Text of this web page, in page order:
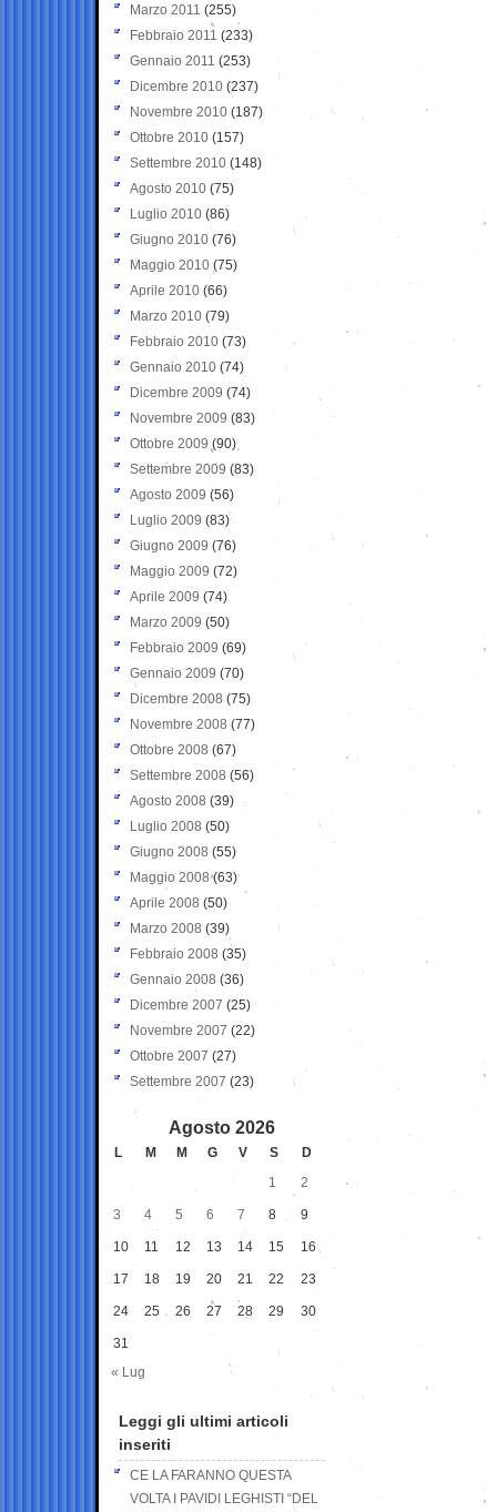
Marzo 2011 (255)
Febbraio 2011 (233)
Gennaio 2011 (253)
Dicembre 2010 (237)
Novembre 2010 (187)
Ottobre 2010 (157)
Settembre 2010 (148)
Agosto 2010 (75)
Luglio 2010 (86)
Giugno 2010 (76)
Maggio 2010 (75)
Aprile 2010 (66)
Marzo 2010 (79)
Febbraio 2010 (73)
Gennaio 2010 (74)
Dicembre 2009 (74)
Novembre 2009 (83)
Ottobre 2009 (90)
Settembre 2009 (83)
Agosto 2009 (56)
Luglio 2009 (83)
Giugno 2009 (76)
Maggio 2009 (72)
Aprile 2009 (74)
Marzo 2009 (50)
Febbraio 2009 (69)
Gennaio 2009 (70)
Dicembre 2008 (75)
Novembre 2008 (77)
Ottobre 2008 (67)
Settembre 2008 (56)
Agosto 2008 (39)
Luglio 2008 (50)
Giugno 2008 (55)
Maggio 2008(63)
Aprile 2008 (50)
Marzo 2008 (39)
Febbraio 2008 (35)
Gennaio 2008 (36)
Dicembre 2007 (25)
Novembre 2007 (22)
Ottobre 2007 (27)
Settembre 2007 (23)
Agosto 2026
L M M G V S
D
1
2
3 4 5 6 7 8 9
10 11 12 13 14 15 16
17 18 19 20 21 22 23
24 25 26 27 28 29 30
31
« Lug
Leggi gli ultimi articoli
inseriti
CE LA FARANNO QUESTA
VOLTA I PAVIDI LEGHISTI “DEL